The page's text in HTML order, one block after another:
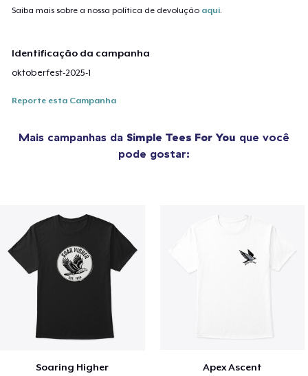
Saiba mais sobre a nossa política de devolução aqui.
Identificação da campanha
oktoberfest-2025-1
Reporte esta Campanha
Mais campanhas da Simple Tees For You que você
pode gostar:
Soaring Higher Apex Ascent